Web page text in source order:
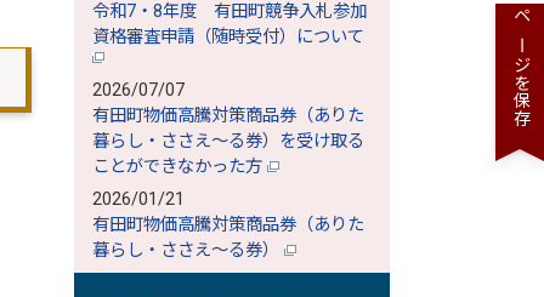
令和7・8年度 有田町競争入札参加
資格審査申請（随時受付）について
2026/07/07
有田町物価高騰対策商品券（ありた
暮らし・ささえ～る券）を受け取る
ことができなかった方
2026/01/21
有田町物価高騰対策商品券（ありた
暮らし・ささえ～る券）
ページを保存